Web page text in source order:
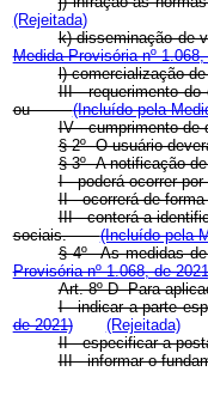
(Rejeitada)
k) disseminação de
Medida Provisória nº 1.068,
l) comercialização
III - requerimento do
ou(Incluído pela
IV - cumprimento
§ 2º O usuário
§ 3º A notificação
I - poderá ocorrer
II - ocorrerá de
III - conterá a
sociais.(Incluído pela
§ 4º As medidas
Provisória nº 1.068, de
Art. 8º-D Para
I - indicar a parte
de 2021)
(Rejeitada)
II - especificar a
III - informar o